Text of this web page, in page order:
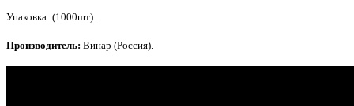
Упаковка: (1000шт).
Производитель: Винар (Россия).